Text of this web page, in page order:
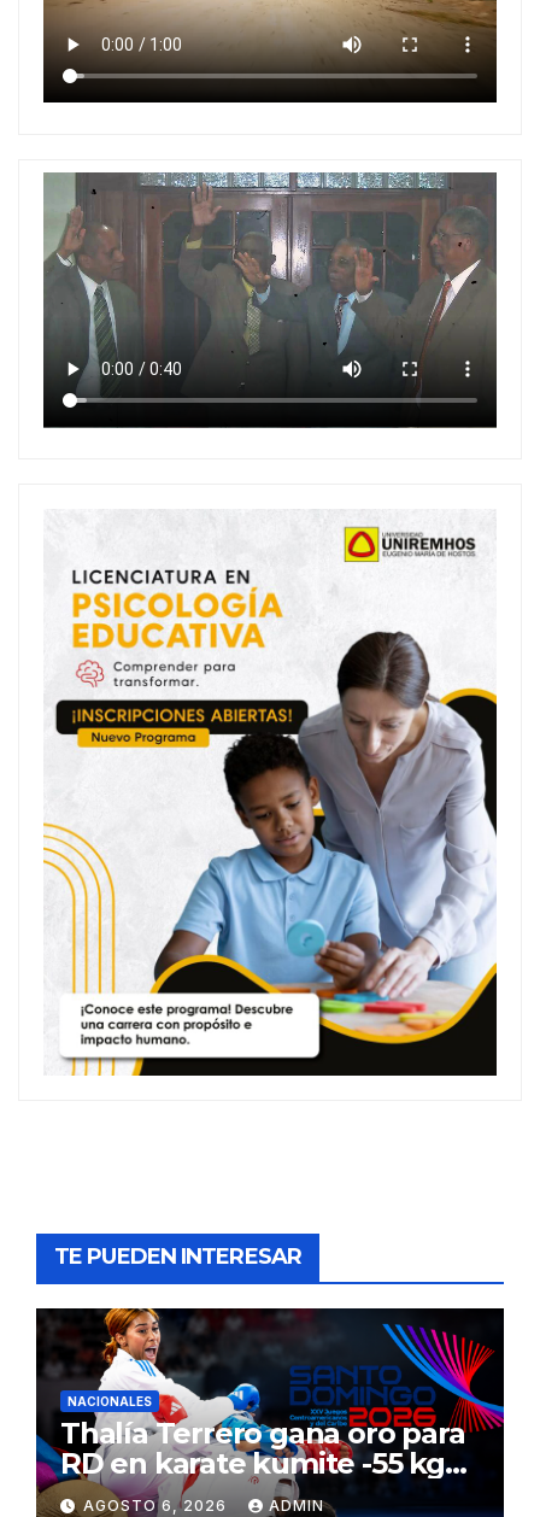
TE PUEDEN INTERESAR
NACIONALES
Thalía Terrero gana oro para
RD en karate kumite -55 kg
en Santo Domingo 2026
AGOSTO 6, 2026 ADMIN